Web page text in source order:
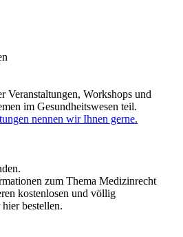
Veranstaltungen, Workshops und
im Gesundheitswesen teil.
nennen wir Ihnen gerne.
zum Thema Medizinrecht
kostenlosen und völlig
bestellen.